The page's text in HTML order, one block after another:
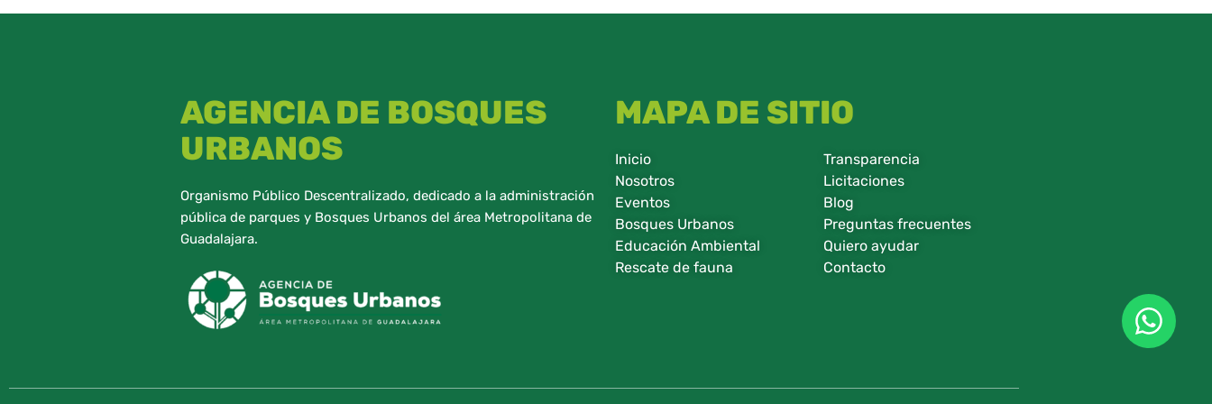
AGENCIA DE BOSQUES
URBANOS
Organismo Público Descentralizado, dedicado a la administración
pública de parques y Bosques Urbanos del área Metropolitana de
Guadalajara.
MAPA DE SITIO
Inicio
Nosotros
Eventos
Bosques Urbanos
Educación Ambiental
Rescate de fauna​
Transparencia
Licitaciones
Blog
Preguntas frecuentes
Quiero ayudar
Contacto